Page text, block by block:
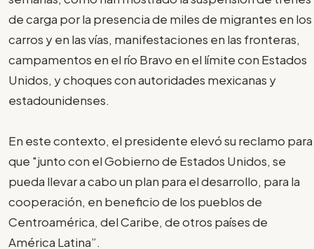
de carga por la presencia de miles de migrantes en los
carros y en las vías, manifestaciones en las fronteras,
campamentos en el río Bravo en el límite con Estados
Unidos, y choques con autoridades mexicanas y
estadounidenses.
En este contexto, el presidente elevó su reclamo para
que "junto con el Gobierno de Estados Unidos, se
pueda llevar a cabo un plan para el desarrollo, para la
cooperación, en beneficio de los pueblos de
Centroamérica, del Caribe, de otros países de
América Latina”.